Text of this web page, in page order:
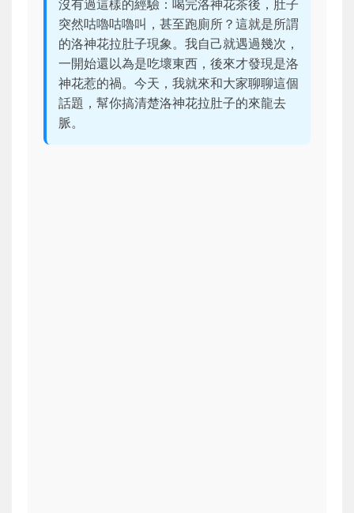
沒有過這樣的經驗：喝完洛神花茶後，肚子
突然咕嚕咕嚕叫，甚至跑廁所？這就是所謂
的洛神花拉肚子現象。我自己就遇過幾次，
一開始還以為是吃壞東西，後來才發現是洛
神花惹的禍。今天，我就來和大家聊聊這個
話題，幫你搞清楚洛神花拉肚子的來龍去
脈。